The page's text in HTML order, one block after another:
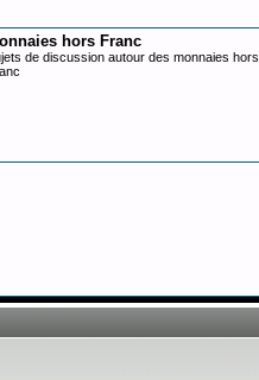
hors Franc
de discussion autour des monnaies hors